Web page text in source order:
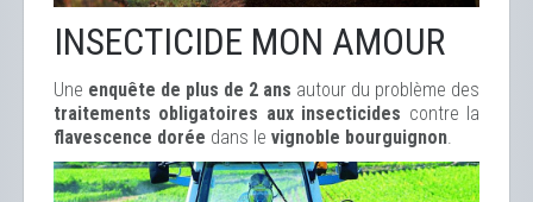
INSECTICIDE MON AMOUR
Une enquête de plus de 2 ans autour du problème des
traitements obligatoires aux insecticides contre la
flavescence dorée dans le vignoble bourguignon.